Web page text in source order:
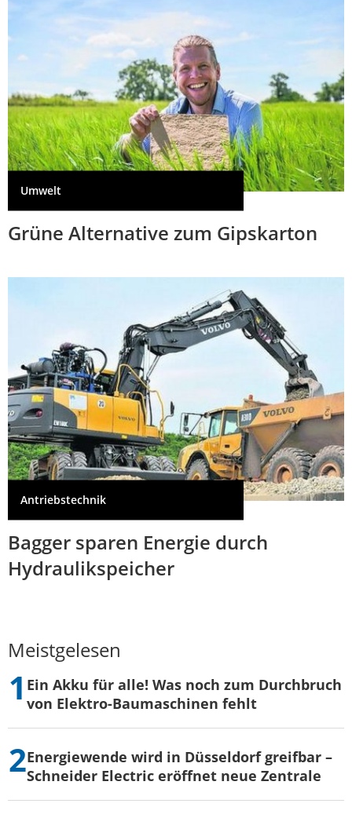
Umwelt
Grüne Alternative zum Gipskarton
Antriebstechnik
Bagger sparen Energie durch
Hydraulikspeicher
Meistgelesen
Ein Akku für alle! Was noch zum Durchbruch
von Elektro-Baumaschinen fehlt
Energiewende wird in Düsseldorf greifbar –
Schneider Electric eröffnet neue Zentrale